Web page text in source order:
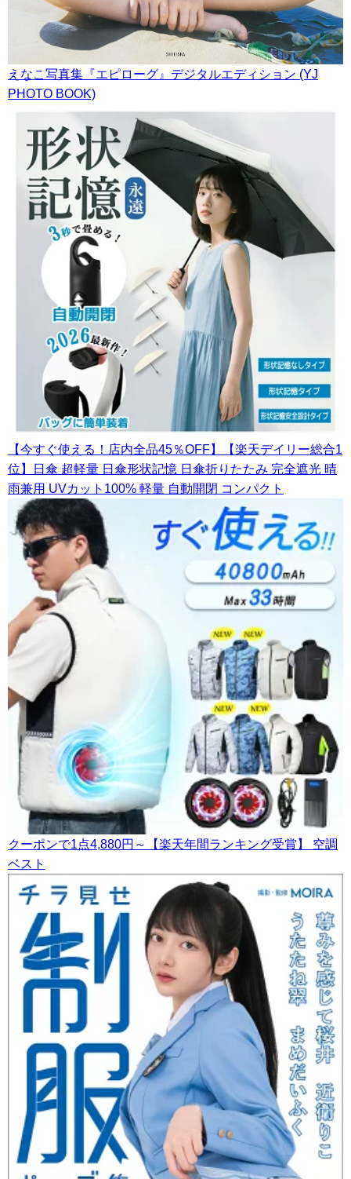
えなこ写真集『エピローグ』デジタルエディション (YJ
PHOTO BOOK)
【今すぐ使える！店内全品45％OFF】【楽天デイリー総合1
位】日傘 超軽量 日傘形状記憶 日傘折りたたみ 完全遮光 晴
雨兼用 UVカット100% 軽量 自動開閉 コンパクト
クーポンで1点4,880円～【楽天年間ランキング受賞】 空調
ベスト